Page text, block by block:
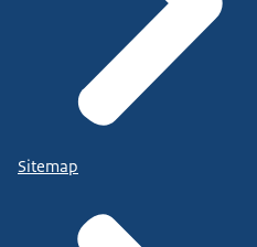
Sitemap